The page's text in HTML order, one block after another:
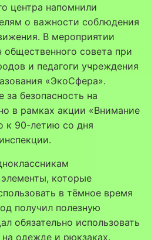
центра напомнили
о важности соблюдения
В мероприятии
общественного совета при
и педагоги учреждения
«ЭкоСфера».
безопасность на
в рамках акции «Внимание
к 90-летию со дня
которые
в тёмное время
получил полезную
обязательно использовать
одежде и рюкзаках.